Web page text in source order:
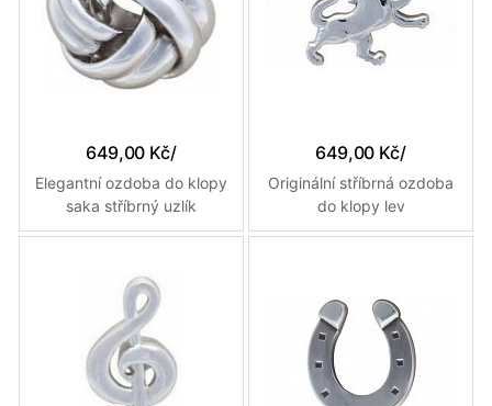
649,00 Kč/
Elegantní ozdoba do klopy
saka stříbrný uzlík
649,00 Kč/
Originální stříbrná ozdoba
do klopy lev